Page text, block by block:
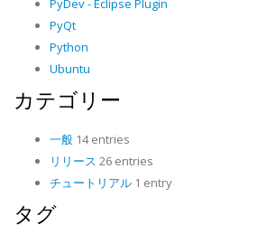
PyDev - Eclipse Plugin
PyQt
Python
Ubuntu
カテゴリー
一般 14 entries
リリース 26 entries
チュートリアル 1 entry
タグ